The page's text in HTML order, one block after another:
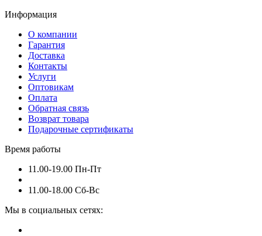
Информация
О компании
Гарантия
Доставка
Контакты
Услуги
Оптовикам
Оплата
Обратная связь
Возврат товара
Подарочные сертификаты
Время работы
11.00-19.00 Пн-Пт
11.00-18.00 Сб-Вс
Мы в социальных сетях: